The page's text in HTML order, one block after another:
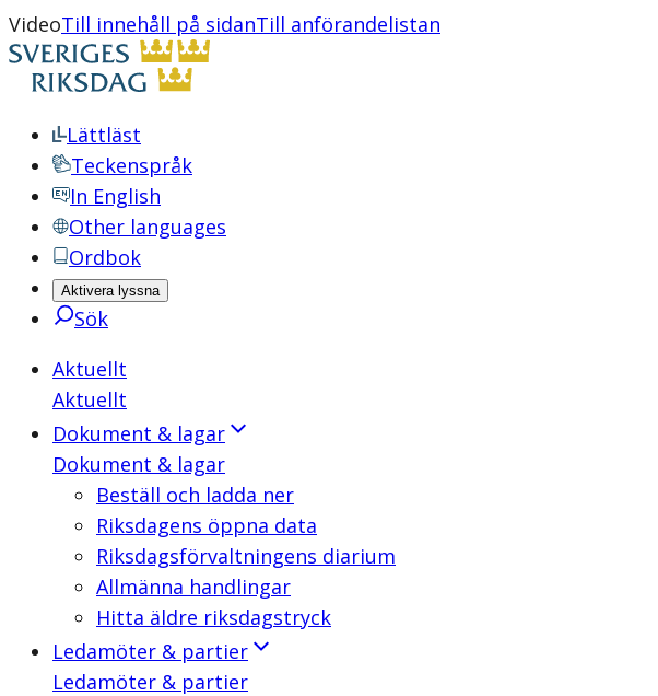
VideoTill innehåll på sidanTill anförandelistan
Lättläst
Teckenspråk
In English
Other languages
Ordbok
Aktivera lyssna
Sök
Aktuellt
Aktuellt
Dokument & lagar
Dokument & lagar
Beställ och ladda ner
Riksdagens öppna data
Riksdagsförvaltningens diarium
Allmänna handlingar
Hitta äldre riksdagstryck
Ledamöter & partier
Ledamöter & partier